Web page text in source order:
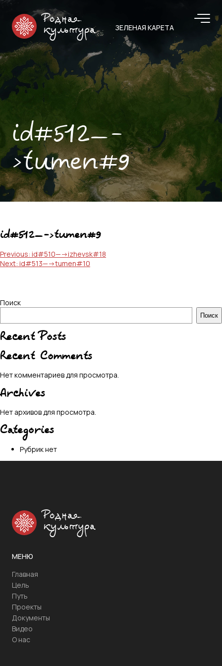
Родная
культура
ЗЕЛЕНАЯ КАРЕТА
id#512—-
>tumen#9
id#512—->tumen#9
Навигация
по
Previous: id#510—->izhevsk#18
Next: id#513—->tumen#10
Поиск
Поиск
Recent Posts
Recent Comments
Нет комментариев для просмотра.
Archives
Нет архивов для просмотра.
Categories
Рубрик нет
Родная
культура
МЕНЮ
Главная
Цель
Путь
Проекты
Документы
Видео
О нас